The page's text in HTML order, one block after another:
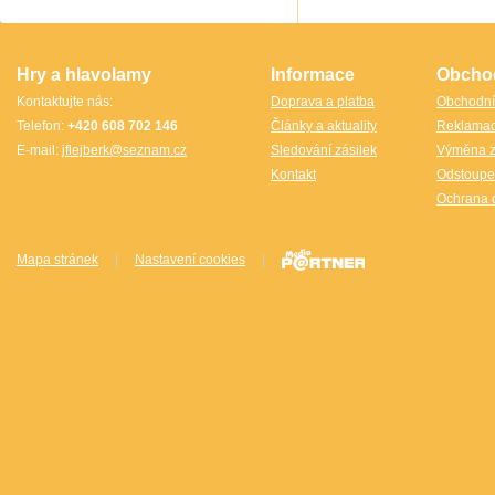
Hry a hlavolamy
Kontaktujte nás:
Telefon: +420 608 702 146
E-mail: jflejberk@seznam.cz
Informace
Doprava a platba
Články a aktuality
Sledování zásilek
Kontakt
Výměna
Ochrana
Mapa stránek Nastavení cookies